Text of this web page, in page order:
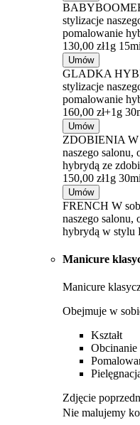
stylizacje
pomalowanie
130,00 zł1g
Umów
GLADKA
stylizacje
pomalowanie
160,00 zł+1g
Umów
ZDOBIENIA W
naszego salonu,
hybrydą ze
150,00 zł1g
Umów
FRENCH W
naszego salonu,
hybrydą w stylu
Manicure
Manicure
Obejmuje w
Kształt
Obcinanie
Zdjęcie
Nie malujemy